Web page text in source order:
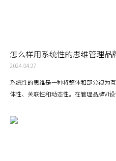
怎么样用系统性的思维管理品
2024.04.27
系统性的思维是一种将整体和部分视为
体性、关联性和动态性。在管理品牌VI
和有效的品牌视觉表达。我们在系统性